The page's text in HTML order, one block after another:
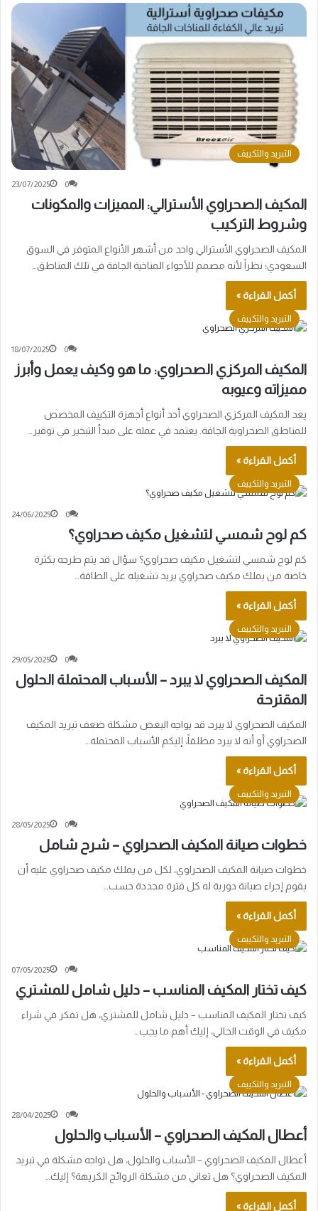
التبريد والتكييف
23/07/2025 0
المكيف الصحراوي الأسترالي: المميزات والمكونات
وشروط التركيب
المكيف الصحراوي الأسترالي واحد من أشهر الأنواع المتوفر في السوق
السعودي؛ نظراً لأنه مصمم للأجواء المناخية الجافة في تلك المناطق…
أكمل القراءة »
التبريد والتكييف
18/07/2025 0
المكيف المركزي الصحراوي: ما هو وكيف يعمل وأبرز
مميزاته وعيوبه
يعد المكيف المركزي الصحراوي أحد أنواع أجهزة التكييف المخصص
للمناطق الصحراوية الجافة. يعتمد في عمله على مبدأ التبخير في توفير…
أكمل القراءة »
التبريد والتكييف
24/06/2025 0
كم لوح شمسي لتشغيل مكيف صحراوي؟
كم لوح شمسي لتشغيل مكيف صحراوي؟ سؤال قد يتم طرحه بكثرة
خاصة من يملك مكيف صحراوي يريد تشغيله على الطاقة…
أكمل القراءة »
التبريد والتكييف
29/05/2025 0
المكيف الصحراوي لا يبرد – الأسباب المحتملة الحلول
المقترحة
المكيف الصحراوي لا يبرد، قد يواجه البعض مشكلة ضعف تبريد المكيف
الصحراوي أو أنه لا يبرد مطلقاً، إليكم الأسباب المحتملة…
أكمل القراءة »
التبريد والتكييف
28/05/2025 0
خطوات صيانة المكيف الصحراوي – شرح شامل
خطوات صيانة المكيف الصحراوي، لكل من يملك مكيف صحراوي عليه أن
يقوم إجراء صيانة دورية له كل فترة محددة حسب…
أكمل القراءة »
التبريد والتكييف
07/05/2025 0
كيف تختار المكيف المناسب – دليل شامل للمشتري
كيف تختار المكيف المناسب – دليل شامل للمشتري، هل تفكر في شراء
مكيف في الوقت الحالي، إليك أهم ما يجب…
أكمل القراءة »
التبريد والتكييف
28/04/2025 0
أعطال المكيف الصحراوي – الأسباب والحلول
أعطال المكيف الصحراوي – الأسباب والحلول، هل تواجه مشكلة في تبريد
المكيف الصحراوي؟ هل تعاني من مشكلة الروائح الكريهة؟ إليك…
أكمل القراءة »